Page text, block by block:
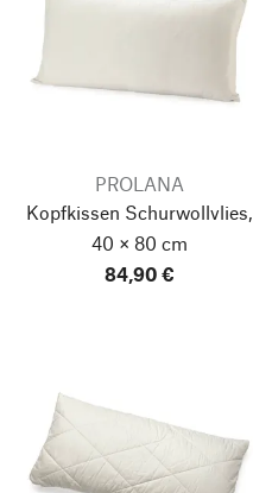
PROLANA
Kopfkissen Schurwollvlies,
40 × 80 cm
84,90 €